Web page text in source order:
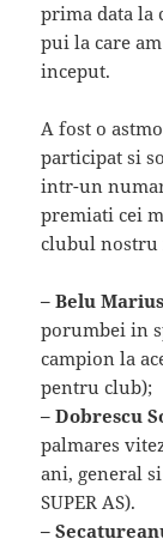
prima data la
pui la care
inceput.
A fost o
participat si
intr-un
premiati cei
clubul nostru
– Belu
porumbei in
campion la
pentru club);
– Dobrescu
palmares
ani, general
SUPER AS).
–